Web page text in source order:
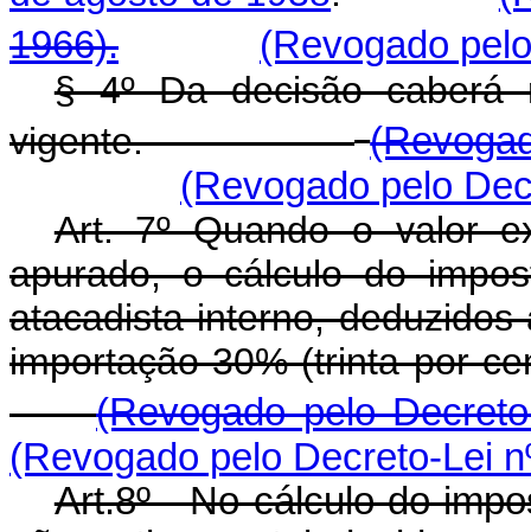
1966).
(Revogado
§ 4º Da decisão caberá
vigente.
(Revogado pelo
Art. 7º Quando o valor
apurado, o cálculo do
atacadista interno,
importação 30% (trinta por
(Revogado pelo
(Revogado pelo Decreto-Lei
Art.8º - No cálculo do